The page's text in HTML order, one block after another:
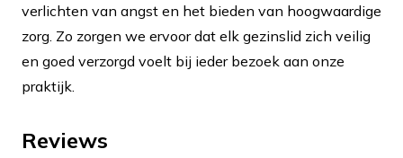
verlichten van angst en het bieden van hoogwaardige
zorg. Zo zorgen we ervoor dat elk gezinslid zich veilig
en goed verzorgd voelt bij ieder bezoek aan onze
praktijk.
Reviews